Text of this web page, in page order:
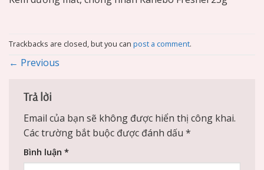
Trackbacks are closed, but you can post a comment.
← Previous
Trả lời
Email của bạn sẽ không được hiển thị công khai.
Các trường bắt buộc được đánh dấu *
Bình luận *